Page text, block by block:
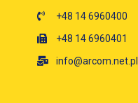
+48 14 6960400
+48 14 6960401
info@arcom.net.pl